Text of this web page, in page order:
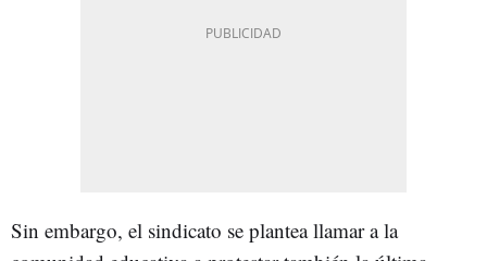
Sin embargo, el sindicato se plantea llamar a la